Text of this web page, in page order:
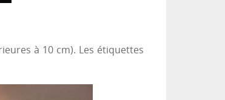
à 10 cm). Les étiquettes